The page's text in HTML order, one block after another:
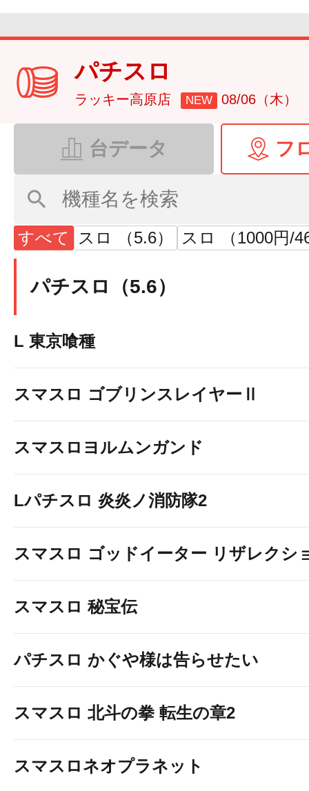
パチスロ
ラッキー高原店 NEW 08/06（木）
台データ フ
すべて スロ （5.6） スロ （1000円/
パチスロ（5.6）
L 東京喰種
スマスロ ゴブリンスレイヤーⅡ
スマスロヨルムンガンド
Lパチスロ 炎炎ノ消防隊2
スマスロ ゴッドイーター リザレクシ
スマスロ 秘宝伝
パチスロ かぐや様は告らせたい
スマスロ 北斗の拳 転生の章2
スマスロネオプラネット